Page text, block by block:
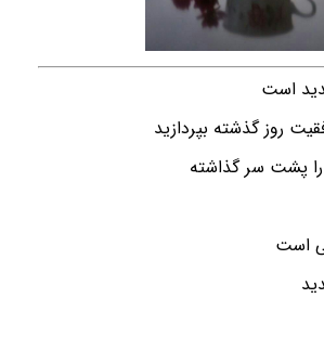
است
روز گذشته بپردازید
پشت سر گذاشته
است